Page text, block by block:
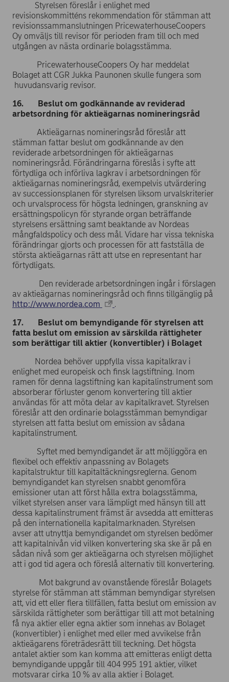
Styrelsen föreslår i enlighet med
revisionskommitténs rekommendation för stämman att
revisionssammanslutningen PricewaterhouseCoopers
Oy omväljs till revisor för perioden fram till och med
utgången av nästa ordinarie bolagsstämma.
PricewaterhouseCoopers Oy har meddelat
Bolaget att CGR Jukka Paunonen skulle fungera som
huvudansvarig revisor.
16. Beslut om godkännande av reviderad
arbetsordning för aktieägarnas nomineringsråd
Aktieägarnas nomineringsråd föreslår att
stämman fattar beslut om godkännande av den
reviderade arbetsordningen för aktieägarnas
nomineringsråd. Förändringarna föreslås i syfte att
förtydliga och införliva lagkrav i arbetsordningen för
aktieägarnas nomineringsråd, exempelvis utvärdering
av successionsplanen för styrelsen liksom urvalskriterier
och urvalsprocess för högsta ledningen, granskning av
ersättningspolicyn för styrande organ beträffande
styrelsens ersättning samt beaktande av Nordeas
mångfaldspolicy och dess mål. Vidare har vissa tekniska
förändringar gjorts och processen för att fastställa de
största aktieägarnas rätt att utse en representant har
förtydligats.
Den reviderade arbetsordningen ingår i förslagen
av aktieägarnas nomineringsråd och finns tillgänglig på
http://www.nordea.com
.
17. Beslut om bemyndigande för styrelsen att
fatta beslut om emission av särskilda rättigheter
som berättigar till aktier (konvertibler) i Bolaget
Nordea behöver uppfylla vissa kapitalkrav i
enlighet med europeisk och finsk lagstiftning. Inom
ramen för denna lagstiftning kan kapitalinstrument som
absorberar förluster genom konvertering till aktier
användas för att möta delar av kapitalkravet. Styrelsen
föreslår att den ordinarie bolagsstämman bemyndigar
styrelsen att fatta beslut om emission av sådana
kapitalinstrument.
Syftet med bemyndigandet är att möjliggöra en
flexibel och effektiv anpassning av Bolagets
kapitalstruktur till kapitaltäckningsreglerna. Genom
bemyndigandet kan styrelsen snabbt genomföra
emissioner utan att först hålla extra bolagsstämma,
vilket styrelsen anser vara lämpligt med hänsyn till att
dessa kapitalinstrument främst är avsedda att emitteras
på den internationella kapitalmarknaden. Styrelsen
avser att utnyttja bemyndigandet om styrelsen bedömer
att kapitalnivån vid vilken konvertering ska ske är på en
sådan nivå som ger aktieägarna och styrelsen möjlighet
att i god tid agera och föreslå alternativ till konvertering.
Mot bakgrund av ovanstående föreslår Bolagets
styrelse för stämman att stämman bemyndigar styrelsen
att, vid ett eller flera tillfällen, fatta beslut om emission av
särskilda rättigheter som berättigar till att mot betalning
få nya aktier eller egna aktier som innehas av Bolaget
(konvertibler) i enlighet med eller med avvikelse från
aktieägarens företrädesrätt till teckning. Det högsta
antalet aktier som kan komma att emitteras enligt detta
bemyndigande uppgår till 404 995 191 aktier, vilket
motsvarar cirka 10 % av alla aktier i Bolaget.